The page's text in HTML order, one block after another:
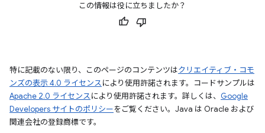
この情報は役に立ちましたか？
特に記載のない限り、このページのコンテンツはクリエイティブ・コモ
ンズの表示 4.0 ライセンスにより使用許諾されます。コードサンプルは
Apache 2.0 ライセンスにより使用許諾されます。詳しくは、 Google
Developers サイトのポリシーをご覧ください。Java は Oracle および
関連会社の登録商標です。